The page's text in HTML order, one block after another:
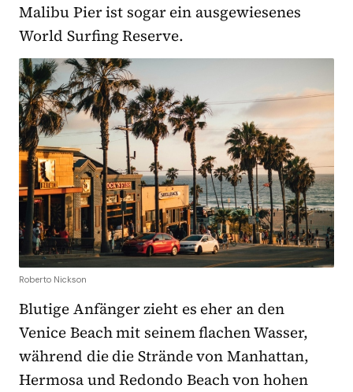
Malibu Pier ist sogar ein ausgewiesenes
World Surfing Reserve.
Roberto Nickson
Blutige Anfänger zieht es eher an den
Venice Beach mit seinem flachen Wasser,
während die die Strände von Manhattan,
Hermosa und Redondo Beach von hohen